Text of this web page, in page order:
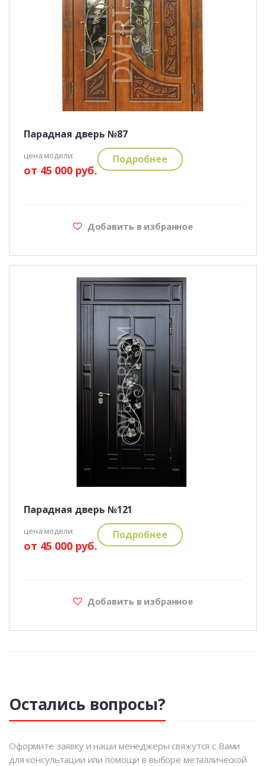
Парадная дверь №87
цена модели:
от 45 000 руб.
Подробнее
Добавить в избранное
Парадная дверь №121
цена модели:
от 45 000 руб.
Подробнее
Добавить в избранное
Остались вопросы?
Оформите заявку и наши менеджеры свяжутся с Вами
для консультации или помощи в выборе металлической